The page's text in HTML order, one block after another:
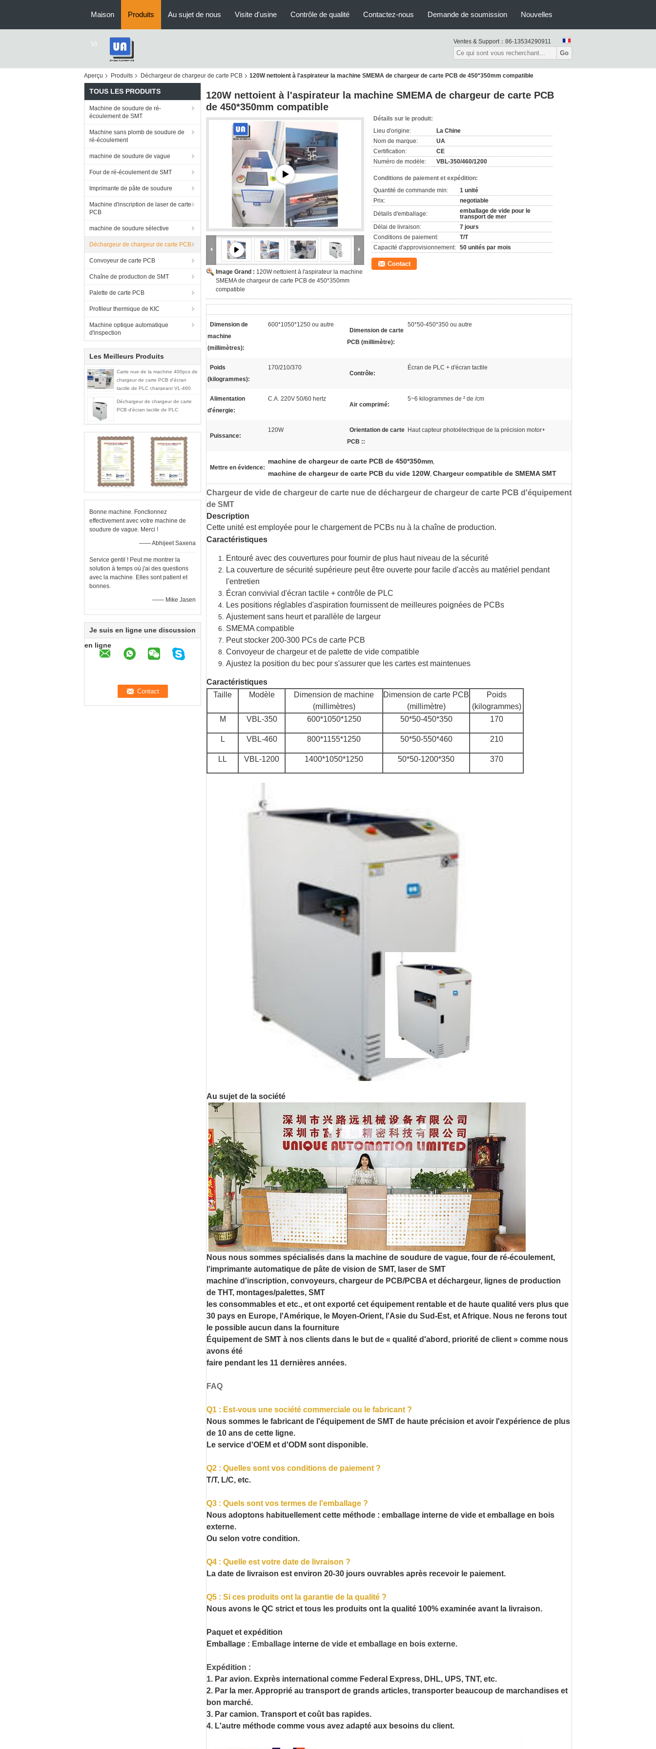
Maison Produits Au sujet de nous Visite d'usine Contrôle de qualité Contactez-nous Demande de soumission Nouvelles
Vr Ventes & Support： 86-13534290911
Go
Aperçu Produits Déchargeur de chargeur de carte PCB 120W nettoient à l'aspirateur la machine SMEMA de chargeur de carte PCB de 450*350mm compatible
TOUS LES PRODUITS
Machine de soudure de ré-
écoulement de SMT
Machine sans plomb de soudure de
ré-écoulement
machine de soudure de vague
Four de ré-écoulement de SMT
Imprimante de pâte de soudure
Machine d'inscription de laser de carte
PCB
machine de soudure sélective
Déchargeur de chargeur de carte PCB
Convoyeur de carte PCB
Chaîne de production de SMT
Palette de carte PCB
Profileur thermique de KIC
Machine optique automatique
d'inspection
Les Meilleurs Produits
Carte nue de la machine 400pcs de
chargeur de carte PCB d'écran
tactile de PLC chargeant VL-460
Déchargeur de chargeur de carte
PCB d'écran tactile de PLC
Bonne machine. Fonctionnez
effectivement avec votre machine de
soudure de vague. Merci !
—— Abhijeet Saxena
Service gentil ! Peut me montrer la
solution à temps où j'ai des questions
avec la machine. Elles sont patient et
bonnes.
—— Mike Jasen
Je suis en ligne une discussion
en ligne
120W nettoient à l'aspirateur la machine SMEMA de chargeur de carte PCB
de 450*350mm compatible
Image Grand : 120W nettoient à l'aspirateur la machine
SMEMA de chargeur de carte PCB de 450*350mm
compatible
Détails sur le produit:
Lieu d'origine:
La Chine
Nom de marque:
UA
Certification:
CE
Numéro de modèle:
VBL-350/460/1200
Conditions de paiement et expédition:
Quantité de commande min:
1 unité
Prix:
negotiable
Détails d'emballage:
emballage de vide pour le
transport de mer
Délai de livraison:
7 jours
Conditions de paiement:
T/T
Capacité d'approvisionnement: 50 unités par mois
Contact
Dimension de
machine
(millimètres):
600*1050*1250 ou autre
Dimension de carte
PCB (millimètre):
50*50-450*350 ou autre
Poids
(kilogrammes):
170/210/370
Contrôle:
Écran de PLC + d'écran tactile
Alimentation
d'énergie:
C.A. 220V 50/60 hertz
Air comprimé:
5~6 kilogrammes de ² de /cm
Puissance:
120W
Orientation de carte
PCB ::
Haut capteur photoélectrique de la précision motor+
Mettre en évidence:
machine de chargeur de carte PCB de 450*350mm,
machine de chargeur de carte PCB du vide 120W, Chargeur compatible de SMEMA SMT
Chargeur de vide de chargeur de carte nue de déchargeur de chargeur de carte PCB d'équipement
de SMT
Description
Cette unité est employée pour le chargement de PCBs nu à la chaîne de production.
Caractéristiques
Entouré avec des couvertures pour fournir de plus haut niveau de la sécurité
La couverture de sécurité supérieure peut être ouverte pour facile d'accès au matériel pendant
l'entretien
Écran convivial d'écran tactile + contrôle de PLC
Les positions réglables d'aspiration fournissent de meilleures poignées de PCBs
Ajustement sans heurt et parallèle de largeur
SMEMA compatible
Peut stocker 200-300 PCs de carte PCB
Convoyeur de chargeur et de palette de vide compatible
Ajustez la position du bec pour s'assurer que les cartes est maintenues
Caractéristiques
Taille
Modèle
Dimension de machine
(millimètres)
Dimension de carte PCB
(millimètre)
Poids
(kilogrammes)
M
VBL-350 600*1050*1250 50*50-450*350 170
L VBL-460 800*1155*1250 50*50-550*460 210
LL VBL-1200 1400*1050*1250 50*50-1200*350 370
Au sujet de la société
Nous nous sommes spécialisés dans la machine de soudure de vague, four de ré-écoulement,
l'imprimante automatique de pâte de vision de SMT, laser de SMT
machine d'inscription, convoyeurs, chargeur de PCB/PCBA et déchargeur, lignes de production
de THT, montages/palettes, SMT
les consommables et etc., et ont exporté cet équipement rentable et de haute qualité vers plus que
30 pays en Europe, l'Amérique, le Moyen-Orient, l'Asie du Sud-Est, et Afrique. Nous ne ferons tout
le possible aucun dans la fourniture
Équipement de SMT à nos clients dans le but de « qualité d'abord, priorité de client » comme nous
avons été
faire pendant les 11 dernières années.
FAQ
Q1 : Est-vous une société commerciale ou le fabricant ?
Nous sommes le fabricant de l'équipement de SMT de haute précision et avoir l'expérience de plus
de 10 ans de cette ligne.
Le service d'OEM et d'ODM sont disponible.
Q2 : Quelles sont vos conditions de paiement ?
T/T, L/C, etc.
Q3 : Quels sont vos termes de l'emballage ?
Nous adoptons habituellement cette méthode : emballage interne de vide et emballage en bois
externe.
Ou selon votre condition.
Q4 : Quelle est votre date de livraison ?
La date de livraison est environ 20-30 jours ouvrables après recevoir le paiement.
Q5 : Si ces produits ont la garantie de la qualité ?
Nous avons le QC strict et tous les produits ont la qualité 100% examinée avant la livraison.
Paquet et expédition
Emballage : Emballage interne de vide et emballage en bois externe.
Expédition :
1. Par avion. Exprès international comme Federal Express, DHL, UPS, TNT, etc.
2. Par la mer. Approprié au transport de grands articles, transporter beaucoup de marchandises et
bon marché.
3. Par camion. Transport et coût bas rapides.
4. L'autre méthode comme vous avez adapté aux besoins du client.